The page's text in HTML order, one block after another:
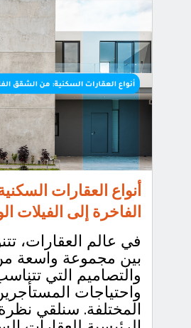
أنواع العقارات
الفاخرة إلى الفيلات
في عالم العقارات،
بين مجموعة واسعة
والتصاميم التي
واحتياجات
المختلفة. سنلقي